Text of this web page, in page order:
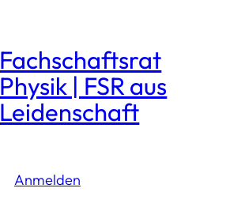
Fachschaftsrat
Physik | FSR aus
Leidenschaft
Anmelden